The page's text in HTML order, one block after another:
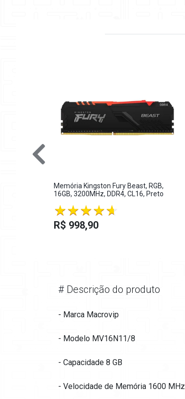
Memória Kingston Fury Beast, RGB,
16GB, 3200MHz, DDR4, CL16, Preto
R$ 998,90
# Descrição do produto
- Marca Macrovip
- Modelo MV16N11/8
- Capacidade 8 GB
- Velocidade de Memória 1600 MHz